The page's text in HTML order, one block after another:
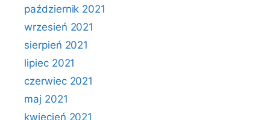
październik 2021
wrzesień 2021
sierpień 2021
lipiec 2021
czerwiec 2021
maj 2021
kwiecień 2021